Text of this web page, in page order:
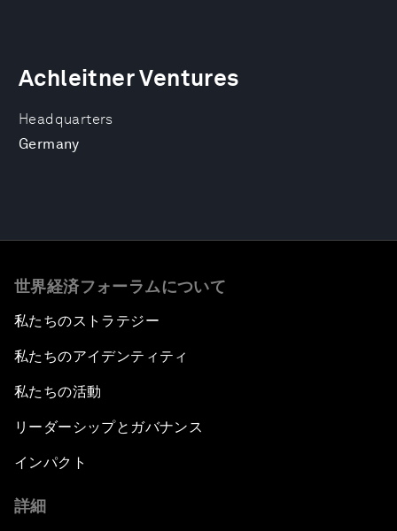
Headquarters
Germany
Achleitner Ventures
世界経済フォーラムについて
私たちのストラテジー
私たちのアイデンティティ
私たちの活動
リーダーシップとガバナンス
インパクト
詳細